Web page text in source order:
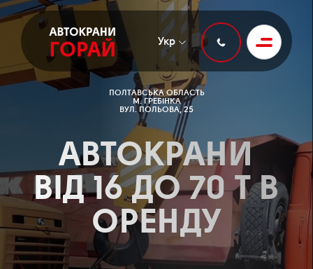
Укр
ПОЛТАВСЬКА ОБЛАСТЬ
М. ГРЕБІНКА
ВУЛ. ПОЛЬОВА, 25
АВТОКРАНИ
ВІД 16 ДО 70 Т В
ОРЕНДУ